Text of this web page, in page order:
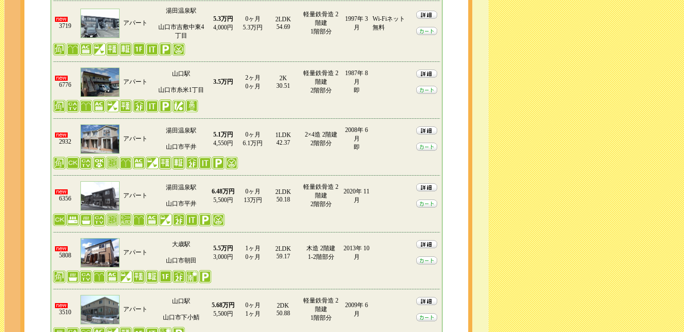
3719 アパート
湯田温泉駅
山口市吉敷中東4
丁目
5.3万円
4,000円
0ヶ月
5.3万円
2LDK
54.69
軽量鉄骨造 2
階建
1階部分
1997年 3
月
Wi-Fiネット
無料
6776 アパート
山口駅
山口市糸米1丁目
3.5万円
2ヶ月
0ヶ月
2K
30.51
軽量鉄骨造 2
階建
2階部分
1987年 8
月
即
2932 アパート
湯田温泉駅
山口市平井
5.1万円
4,550円
0ヶ月
6.1万円
1LDK
42.37
2×4造 2階建
2階部分
2008年 6
月
即
6356 アパート
湯田温泉駅
山口市平井
6.48万円
5,500円
0ヶ月
13万円
2LDK
50.18
軽量鉄骨造 2
階建
2階部分
2020年 11
月
5808 アパート
大歳駅
山口市朝田
5.5万円
3,000円
1ヶ月
0ヶ月
2LDK
59.17
木造 2階建
1-2階部分
2013年 10
月
3510 アパート
山口駅
山口市下小鯖
5.68万円
5,500円
0ヶ月
1ヶ月
2DK
50.88
軽量鉄骨造 2
階建
1階部分
2009年 6
月